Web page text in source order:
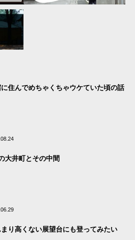
に住んでめちゃくちゃウケていた頃の話
大井町とその中間
り高くない展望台にも登ってみたい